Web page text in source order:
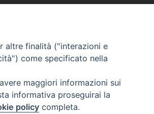
SEGUICI SU
Facebook
Instagram
X YouTube
altre finalità ("interazioni e
come specificato nella
maggiori informazioni sui
informativa proseguirai la
policy completa.